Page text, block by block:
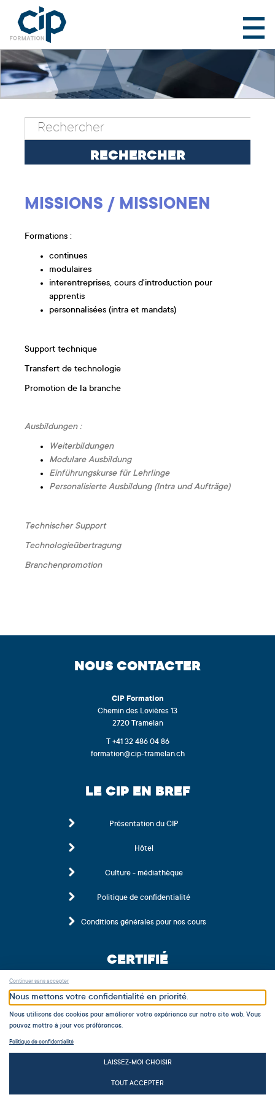
MISSIONS / MISSIONEN
Formations :
continues
modulaires
interentreprises, cours d'introduction pour
apprentis
personnalisées (intra et mandats)
Support technique
Transfert de technologie
Promotion de la branche
Ausbildungen :
Weiterbildungen
Modulare Ausbildung
Einführungskurse für Lehrlinge
Personalisierte Ausbildung (Intra und Aufträge)
Technischer Support
Technologieübertragung
Branchenpromotion
NOUS CONTACTER
CIP Formation
Chemin des Lovières 13
2720 Tramelan
T +41 32 486 04 86
formation@cip-tramelan.ch
LE CIP EN BREF
Présentation du CIP
Hôtel
Culture - médiathèque
Politique de confidentialité
Conditions générales pour nos cours
CERTIFIÉ
MEMBRE
Continuer sans accepter
Nous mettons votre confidentialité en priorité.
Nous utilisons des cookies pour améliorer votre expérience sur notre site web. Vous
pouvez mettre à jour vos préférences.
Politique de confidentialité
LAISSEZ-MOI CHOISIR
TOUT ACCEPTER